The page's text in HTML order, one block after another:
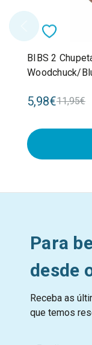
BIBS 2
Woodchuck/
5,98€11,95€
Para
desde
Receba as
que temos